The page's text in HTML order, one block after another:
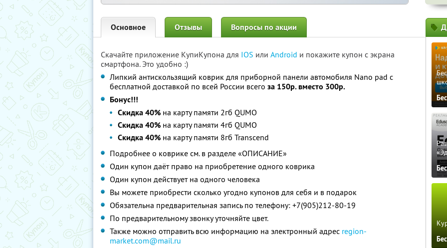
Основное Отзывы Вопросы по акции
Скачайте приложение КупиКупона для IOS или Android и покажите купон с экрана
смартфона. Это удобно :)
Липкий антискользящий коврик для приборной панели автомобиля Nano pad с
бесплатной доставкой по всей России всего за 150р. вместо 300р.
Бонус!!!
Скидка 40% на карту памяти 2гб QUMO
Скидка 40% на карту памяти 4гб QUMO
Скидка 40% на карту памяти 8гб Transcend
Подробнее о коврике см. в разделе «ОПИСАНИЕ»
Один купон даёт право на приобретение одного коврика
Один купон действует на одного человека
Вы можете приобрести сколько угодно купонов для себя и в подарок
Обязательна предварительная запись по телефону: +7(905)212-80-19
По предварительному звонку уточняйте цвет.
Также можно отправить всю информацию на электронный адрес region-
market.com@mail.ru